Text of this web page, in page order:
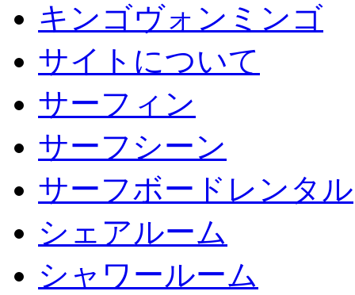
キンゴヴォンミンゴ
サイトについて
サーフィン
サーフシーン
サーフボードレンタル
シェアルーム
シャワールーム